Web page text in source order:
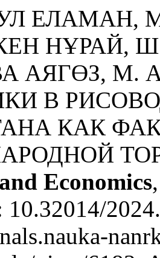
ЕЛАМАН,
НҰРАЙ,
АЯГӨЗ, М.
В
КАК
Economics
10.32014/